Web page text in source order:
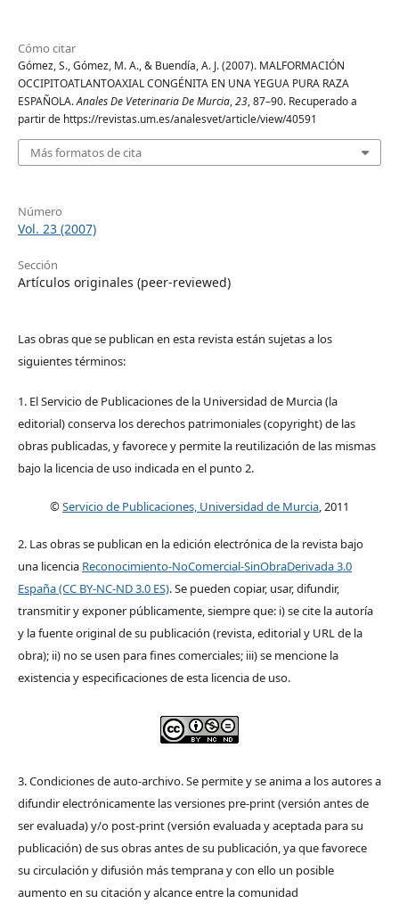
Cómo citar
Gómez, S., Gómez, M. A., & Buendía, A. J. (2007). MALFORMACIÓN
OCCIPITOATLANTOAXIAL CONGÉNITA EN UNA YEGUA PURA RAZA
ESPAÑOLA.Anales De Veterinaria De Murcia,23, 87–90. Recuperado a
partir de https://revistas.um.es/analesvet/article/view/40591
Más formatos de cita
Número
Vol. 23 (2007)
Sección
Artículos originales (peer-reviewed)
Las obras que se publican en esta revista están sujetas a los
siguientes términos:
1. El Servicio de Publicaciones de la Universidad de Murcia (la
editorial) conserva los derechos patrimoniales (copyright) de las
obras publicadas, y favorece y permite la reutilización de las mismas
bajo la licencia de uso indicada en el punto 2.
©Servicio de Publicaciones, Universidad de Murcia, 2011
2. Las obras se publican en la edición electrónica de la revista bajo
una licencia Reconocimiento-NoComercial-SinObraDerivada 3.0
España (CC BY-NC-ND 3.0 ES). Se pueden copiar, usar, difundir,
transmitir y exponer públicamente, siempre que: i) se cite la autoría
y la fuente original de su publicación (revista, editorial y URL de la
obra); ii) no se usen para fines comerciales; iii) se mencione la
existencia y especificaciones de esta licencia de uso.
3. Condiciones de auto-archivo. Se permite y se anima a los autores a
difundir electrónicamente las versiones pre-print (versión antes de
ser evaluada) y/o post-print (versión evaluada y aceptada para su
publicación) de sus obras antes de su publicación, ya que favorece
su circulación y difusión más temprana y con ello un posible
aumento en su citación y alcance entre la comunidad